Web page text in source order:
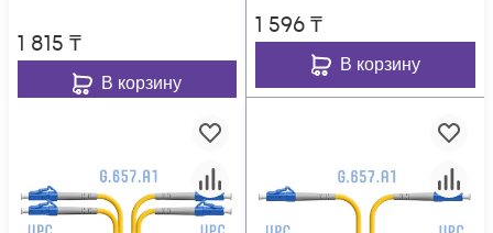
1 815 ₸
В корзину
1 596₸
В корзину